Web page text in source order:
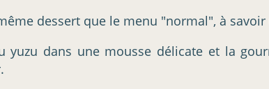
dessert que le menu "normal", à
dans une mousse délicate et la